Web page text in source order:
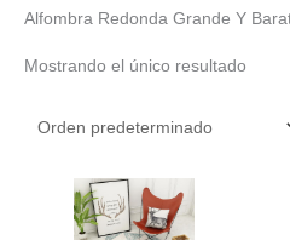
Alfombra Redonda Grande Y
Mostrando el único resultado
de